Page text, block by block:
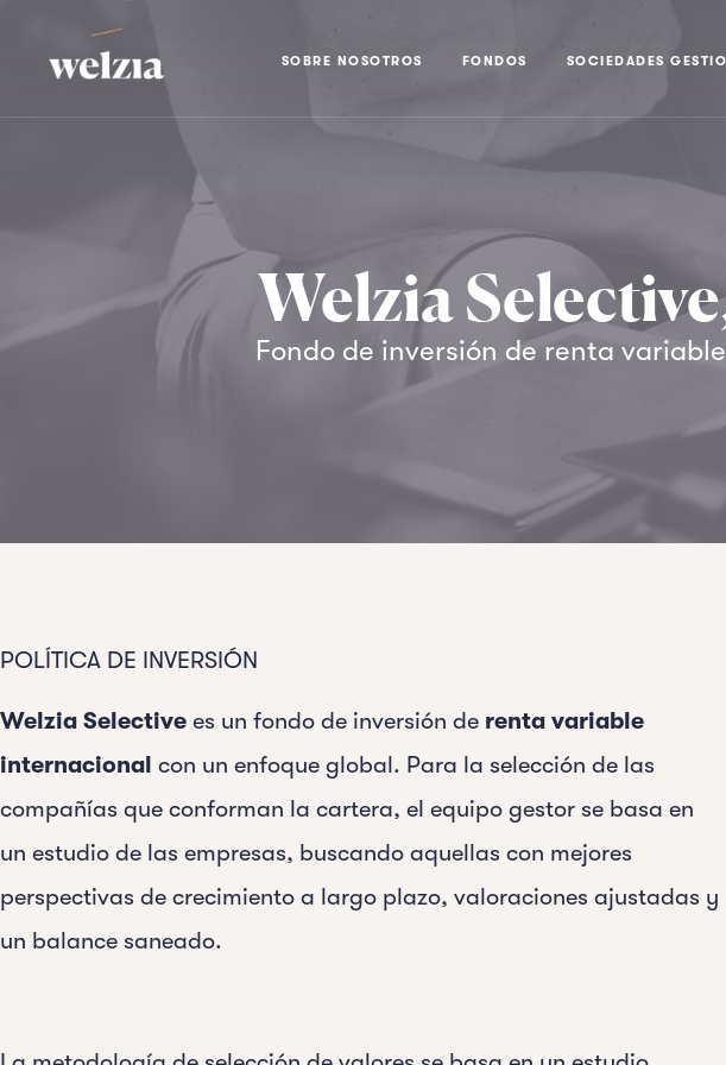
SOBRE NOSOTROS FONDOS SOCIEDADES
Welzia
Fondo de inversión de renta
POLÍTICA DE INVERSIÓN
Welzia Selective es un fondo de inversión de renta variable
internacional con un enfoque global. Para la selección de las
compañías que conforman la cartera, el equipo gestor se basa en
un estudio de las empresas, buscando aquellas con mejores
perspectivas de crecimiento a largo plazo, valoraciones ajustadas y
un balance saneado.